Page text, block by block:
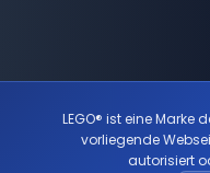
LEGO® ist eine Marke
vorliegende
autorisiert